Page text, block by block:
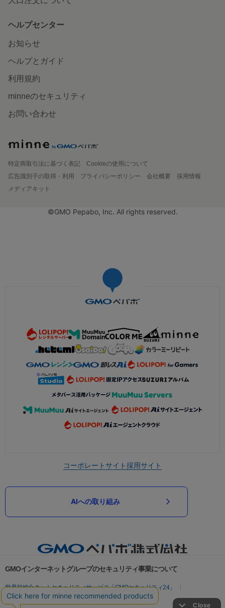
ヘルプセンター
お知らせ
ヘルプとガイド
利用規約
minneのセキュリティ
お問い合わせ
特定商取引法に基づく表記
Cookieの使用について
広告識別子の取得・利用
プライバシーポリシー 会社概要
採用情報
メディアキット
©GMO Pepabo, Inc. All rights reserved.
コーポレートサイト採用サイト
AIへの取り組み
GMOインターネットグループのセキュリティ事業について
世界初総合ネットセキュリティサービス「GMOセキュリティ24」
パスワード漏洩診断
Webサイトリスク診断